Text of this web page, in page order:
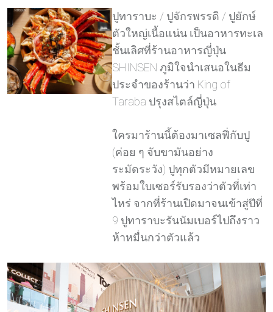
ปูทาราบะ / ปูจักรพรรดิ / ปูยักษ์
ตัวใหญ่เนื้อแน่น เป็นอาหารทะเล
ชั้นเลิศที่ร้านอาหารญี่ปุ่น
SHINSEN ภูมิใจนำเสนอในธีม
ประจำของร้านว่า King of
Taraba ปรุงสไตล์ญี่ปุ่น
ใครมาร้านนี้ต้องมาเซลฟี่กับปู
(ค่อย ๆ จับขามันอย่าง
ระมัดระวัง) ปูทุกตัวมีหมายเลข
พร้อมใบเซอร์รับรองว่าตัวที่เท่า
ไหร่ จากที่ร้านเปิดมาจนเข้าสู่ปีที่
9 ปูทาราบะรันนัมเบอร์ไปถึงราว
ห้าหมื่นกว่าตัวแล้ว